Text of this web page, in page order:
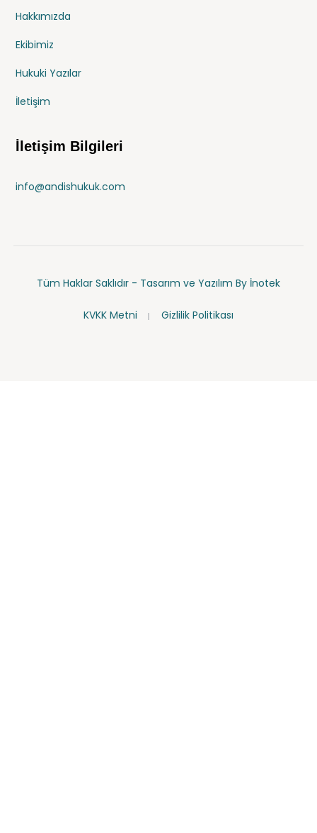
Hakkımızda
Ekibimiz
Hukuki Yazılar
İletişim
İletişim Bilgileri
info@andishukuk.com
Tüm Haklar Saklıdır - Tasarım ve Yazılım By İnotek
KVKK Metni Gizlilik Politikası